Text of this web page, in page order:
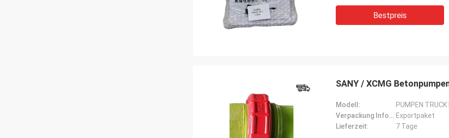
Bestpreis
SANY / XCMG
Modell:
PUMPEN
Verpackung Informationen: Exportpaket
Lieferzeit:
7 Tage